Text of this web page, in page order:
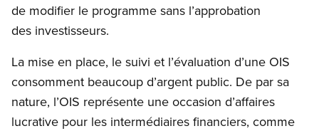
de modifier le programme sans l’approbation
des investisseurs.
La mise en place, le suivi et l’évaluation d’une OIS
consomment beaucoup d’argent public. De par sa
nature, l’OIS représente une occasion d’affaires
lucrative pour les intermédiaires financiers, comme